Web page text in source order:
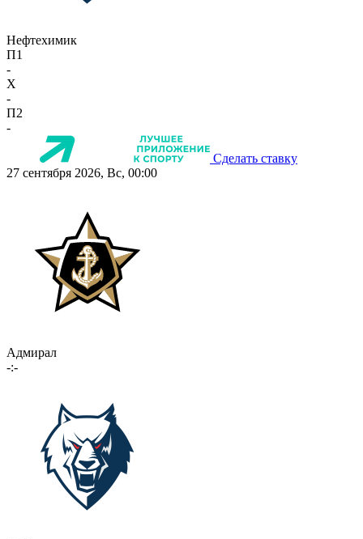
Нефтехимик
П1
-
X
-
П2
-
Сделать ставку
27 сентября 2026, Вс, 00:00
Адмирал
-:-